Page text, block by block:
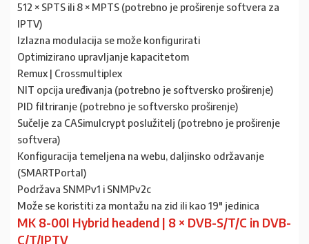
512 × SPTS ili 8 × MPTS (potrebno je proširenje softvera za
IPTV)
Izlazna modulacija se može konfigurirati
Optimizirano upravljanje kapacitetom
Remux | Crossmultiplex
NIT opcija uređivanja (potrebno je softversko proširenje)
PID filtriranje (potrebno je softversko proširenje)
Sučelje za CASimulcrypt poslužitelj (potrebno je proširenje
softvera)
Konfiguracija temeljena na webu, daljinsko održavanje
(SMARTPortal)
Podržava SNMPv1 i SNMPv2c
Može se koristiti za montažu na zid ili kao 19″ jedinica
MK 8-00I Hybrid headend | 8 × DVB-S/T/C in DVB-
C/T/IPTV